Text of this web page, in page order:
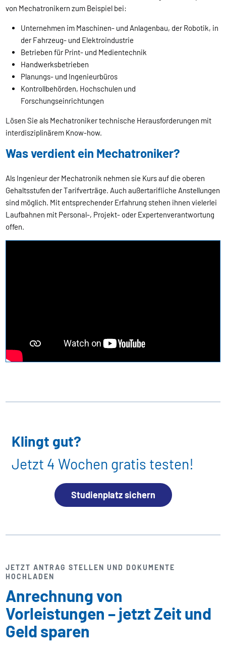
von Mechatronikern zum Beispiel bei:
Unternehmen im Maschinen- und Anlagenbau, der Robotik, in
der Fahrzeug- und Elektroindustrie
Betrieben für Print- und Medientechnik
Handwerksbetrieben
Planungs- und Ingenieurbüros
Kontrollbehörden, Hochschulen und
Forschungseinrichtungen
Lösen Sie als Mechatroniker technische Herausforderungen mit
interdisziplinärem Know-how.
Was verdient ein Mechatroniker?
Als Ingenieur der Mechatronik nehmen sie Kurs auf die oberen
Gehaltsstufen der Tarifverträge. Auch außertarifliche Anstellungen
sind möglich. Mit entsprechender Erfahrung stehen ihnen vielerlei
Laufbahnen mit Personal-, Projekt- oder Expertenverantwortung
offen.
Klingt gut?
Jetzt 4 Wochen gratis testen!
Studienplatz sichern
JETZT ANTRAG STELLEN UND DOKUMENTE
HOCHLADEN
Anrechnung von
Vorleistungen – jetzt Zeit und
Geld sparen